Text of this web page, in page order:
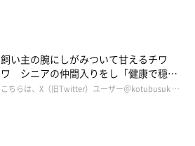
飼い主の腕にしがみついて甘えるチワ
ワ シニアの仲間入りをし「健康で穏や
かな暮らしが続いてほしい」と願う
こちらは、X（旧Twitter）ユーザー＠kotubusuk …